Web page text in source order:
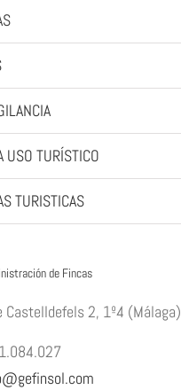
USO TURÍSTICO
TURISTICAS
de Fincas
Castelldefels 2, 1º4 (Málaga)